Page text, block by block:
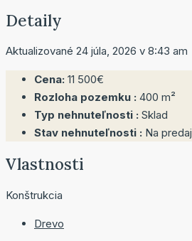
Detaily
Aktualizované 24 júla, 2026 v 8:43 am
Cena: 11 500€
Rozloha pozemku : 400 m²
Typ nehnuteľnosti : Sklad
Stav nehnuteľnosti : Na predaj
Vlastnosti
Konštrukcia
Drevo